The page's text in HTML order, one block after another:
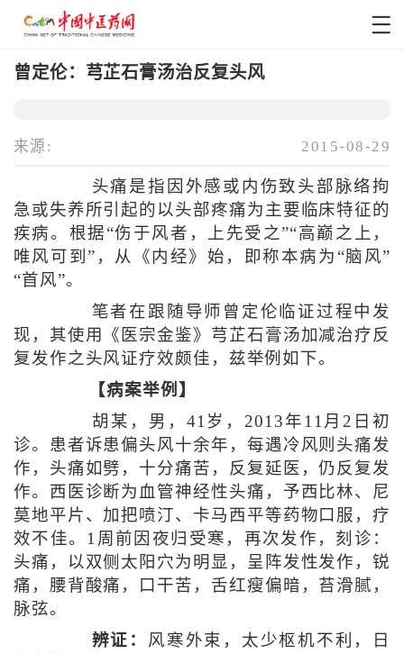
曾定伦：芎芷石膏汤治反复头风
来源: 2015-08-29
头痛是指因外感或内伤致头部脉络拘
急或失养所引起的以头部疼痛为主要临床特征的
疾病。根据“伤于风者，上先受之”“高巅之上，
唯风可到”，从《内经》始，即称本病为“脑风”
“首风”。
笔者在跟随导师曾定伦临证过程中发
现，其使用《医宗金鉴》芎芷石膏汤加减治疗反
复发作之头风证疗效颇佳，兹举例如下。
【病案举例】
胡某，男，41岁，2013年11月2日初
诊。患者诉患偏头风十余年，每遇冷风则头痛发
作，头痛如劈，十分痛苦，反复延医，仍反复发
作。西医诊断为血管神经性头痛，予西比林、尼
莫地平片、加把喷汀、卡马西平等药物口服，疗
效不佳。1周前因夜归受寒，再次发作，刻诊：
头痛，以双侧太阳穴为明显，呈阵发性发作，锐
痛，腰背酸痛，口干苦，舌红瘦偏暗，苔滑腻，
脉弦。
辨证： 风寒外束，太少枢机不利，日